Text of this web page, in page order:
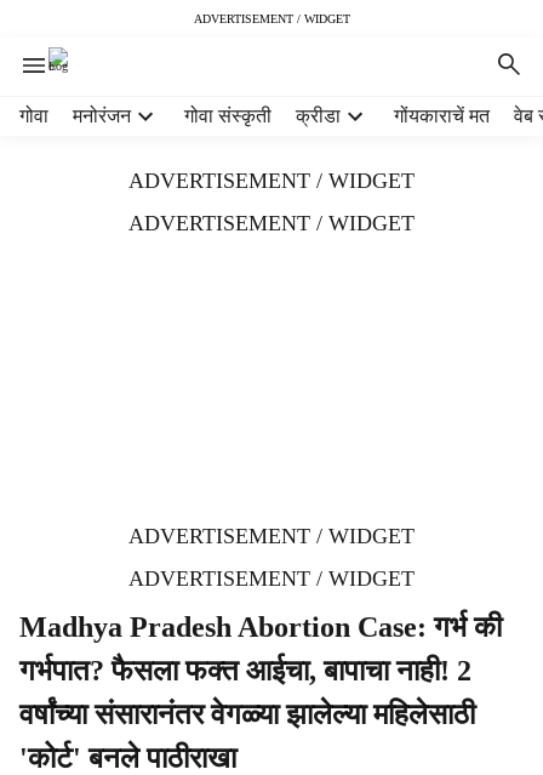
ADVERTISEMENT / WIDGET
गोवा मनोरंजन गोवा संस्कृती क्रीडा गोंयकाराचें मत वेब
ADVERTISEMENT / WIDGET
ADVERTISEMENT / WIDGET
ADVERTISEMENT / WIDGET
ADVERTISEMENT / WIDGET
Madhya Pradesh Abortion Case: गर्भ की
गर्भपात? फैसला फक्त आईचा, बापाचा नाही! 2
वर्षांच्या संसारानंतर वेगळ्या झालेल्या महिलेसाठी
'कोर्ट' बनले पाठीराखा